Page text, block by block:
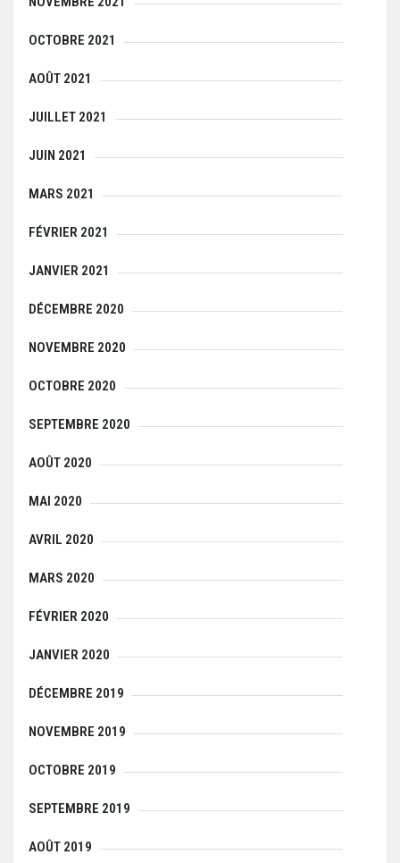
OCTOBRE 2021
AOÛT 2021
JUILLET 2021
JUIN 2021
MARS 2021
FÉVRIER 2021
JANVIER 2021
DÉCEMBRE 2020
NOVEMBRE 2020
OCTOBRE 2020
SEPTEMBRE 2020
AOÛT 2020
MAI 2020
AVRIL 2020
MARS 2020
FÉVRIER 2020
JANVIER 2020
DÉCEMBRE 2019
NOVEMBRE 2019
OCTOBRE 2019
SEPTEMBRE 2019
AOÛT 2019